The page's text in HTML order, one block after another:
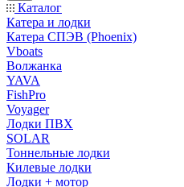
Каталог
Катера и лодки
Катера СПЭВ (Phoenix)
Vboats
Волжанка
YAVA
FishPro
Voyager
Лодки ПВХ
SOLAR
Тоннельные лодки
Килевые лодки
Лодки + мотор